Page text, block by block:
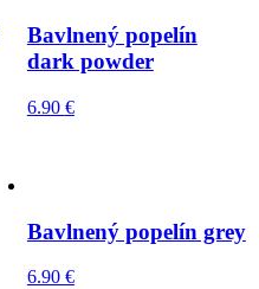
Bavlnený popelín
dark powder
6.90 €
Bavlnený popelín grey
6.90 €